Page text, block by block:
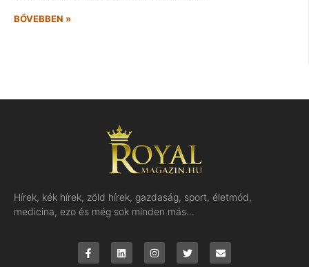
BŐVEBBEN »
Hírek, kék hírek, zöld hírek, gazdaság, sport, életmód,
medicina, ezo és még sok minden más…